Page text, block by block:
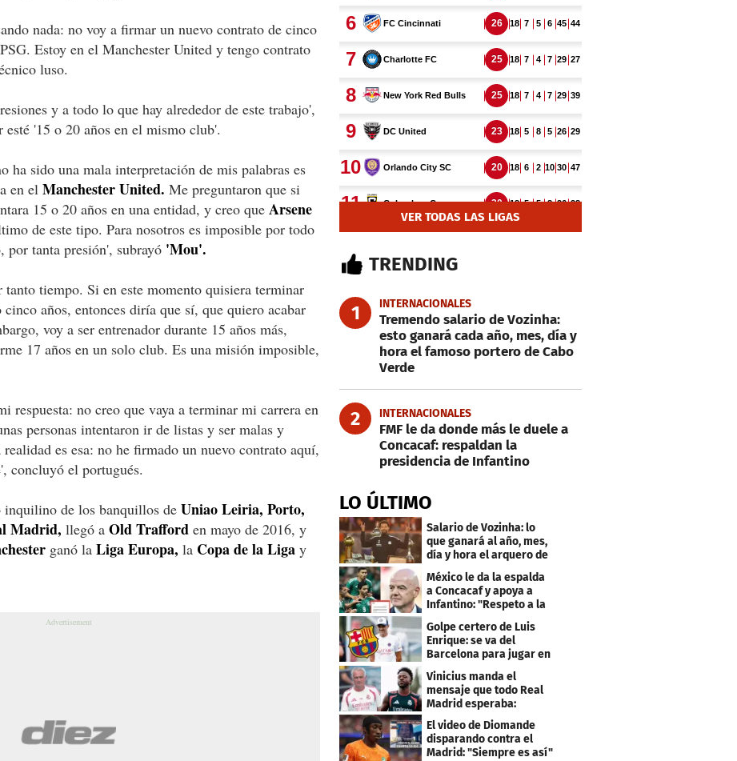
nada: no voy a firmar un nuevo contrato de cinco
Estoy en el Manchester United y tengo contrato
luso.
y a todo lo que hay alrededor de este trabajo',
'15 o 20 años en el mismo club'.
ha sido una mala interpretación de mis palabras es
en el Manchester United. Me preguntaron que si
15 o 20 años en una entidad, y creo que Arsene
de este tipo. Para nosotros es imposible por todo
por tanta presión', subrayó 'Mou'.
tanto tiempo. Si en este momento quisiera terminar
años, entonces diría que sí, que quiero acabar
voy a ser entrenador durante 15 años más,
17 años en un solo club. Es una misión imposible,
respuesta: no creo que vaya a terminar mi carrera en
personas intentaron ir de listas y ser malas y
es esa: no he firmado un nuevo contrato aquí,
concluyó el portugués.
inquilino de los banquillos de Uniao Leiria, Porto,
Madrid, llegó a Old Trafford en mayo de 2016, y
ganó la Liga Europa, la Copa de la Liga y
VER TODAS LAS LIGAS
TRENDING
1 INTERNACIONALES
Tremendo salario de Vozinha:
esto ganará cada año, mes, día y
hora el famoso portero de Cabo
Verde
2 INTERNACIONALES
FMF le da donde más le duele a
Concacaf: respaldan la
presidencia de Infantino
LO ÚLTIMO
Salario de Vozinha: lo
que ganará al año, mes,
día y hora el arquero de
Cabo Verde
México le da la espalda
a Concacaf y apoya a
Infantino: "Respeto a la
gobernanza"
Golpe certero de Luis
Enrique: se va del
Barcelona para jugar en
el PSG
Vinicius manda el
mensaje que todo Real
Madrid esperaba:
"Mourinho..."
El video de Diomande
disparando contra el
Madrid: "Siempre es así"